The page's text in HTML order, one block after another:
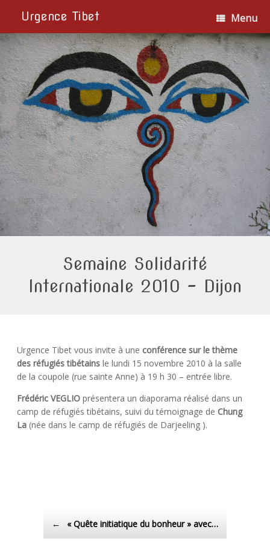
Urgence Tibet Menu
Semaine Solidarité
Internationale 2010 – Dijon
Urgence Tibet vous invite à une conférence sur le thème
des réfugiés tibétains le lundi 15 novembre 2010 à la salle
de la coupole (rue sainte Anne) à 19 h 30 – entrée libre.
Frédéric VEGLIO présentera un diaporama réalisé dans un
camp de réfugiés tibétains, suivi du témoignage de Chung
La (née dans le camp de réfugiés de Darjeeling ).
← « Quête initiatique du bonheur » avec…